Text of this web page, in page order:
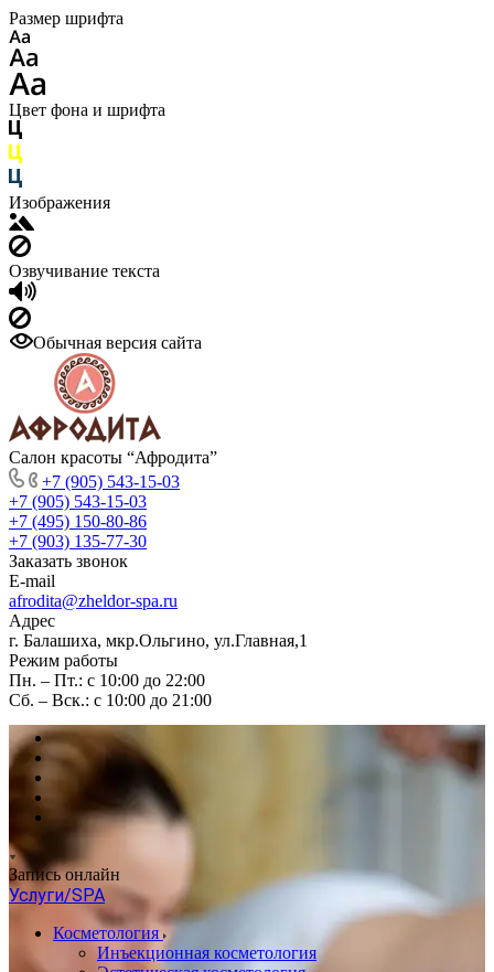
Размер шрифта
Цвет фона и шрифта
Изображения
Озвучивание текста
Обычная версия сайта
Салон красоты “Афродита”
+7 (905) 543-15-03
+7 (905) 543-15-03
+7 (495) 150-80-86
+7 (903) 135-77-30
Заказать звонок
E-mail
afrodita@zheldor-spa.ru
Адрес
г. Балашиха, мкр.Ольгино, ул.Главная,1
Режим работы
Пн. – Пт.: с 10:00 до 22:00
Сб. – Вск.: с 10:00 до 21:00
Запись онлайн
Услуги/SPA
Косметология
Инъекционная косметология